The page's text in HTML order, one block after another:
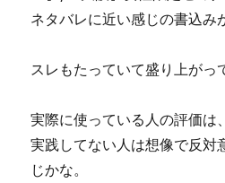
ネタバレに近い感じの書込み
スレもたっていて盛り上がっ
実際に使っている人の評価は
実践してない人は想像で反対
じかな。